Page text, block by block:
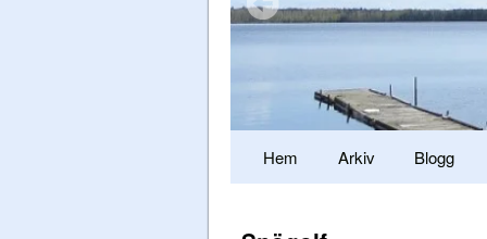
Hem Arkiv Blogg